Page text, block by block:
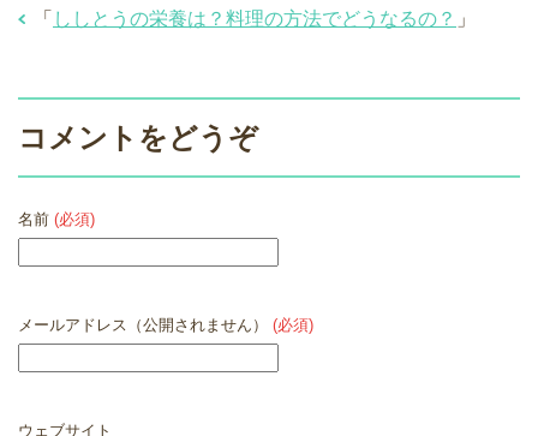
「 ししとうの栄養は？料理の方法でどうなるの？ 」
コメントをどうぞ
名前 (必須)
メールアドレス（公開されません） (必須)
ウェブサイト